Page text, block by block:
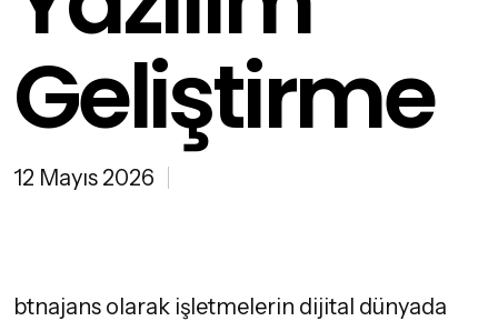
Geliştirme
12 Mayıs 2026
btnajans olarak işletmelerin dijital dünyada